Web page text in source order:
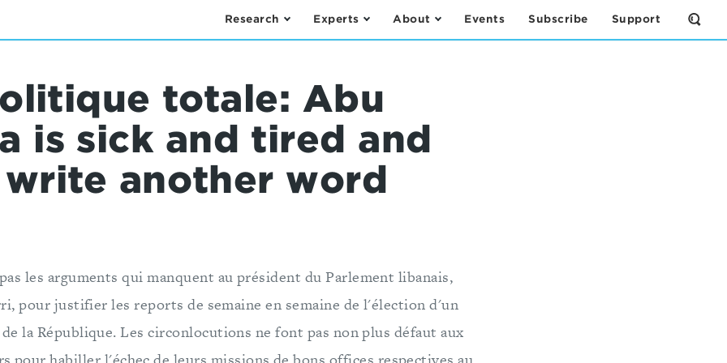
Research Experts About Events Subscribe Support
Open
the
totale: Abu
is sick and tired and
another word
les arguments qui manquent au président du Parlement libanais,
pour justifier les reports de semaine en semaine de l'élection d'un
la République. Les circonlocutions ne font pas non plus défaut aux